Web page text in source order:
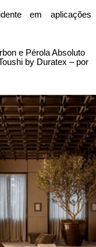
em aplicações
e Pérola Absoluto
by Duratex – por